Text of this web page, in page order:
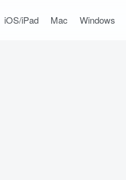
iOS/iPad Mac Windows